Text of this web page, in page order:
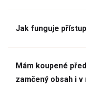
Jak funguje
Mám koupené
zamčený obsah i